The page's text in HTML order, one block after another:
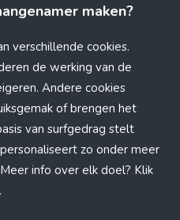
maken?
verschillende cookies.
de werking van de
Andere cookies
of brengen het
van surfgedrag stelt
zo onder meer
info over elk doel? Klik
has occurred (see the